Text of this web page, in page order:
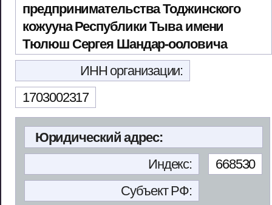
предпринимательства Тоджинского
кожууна Республики Тыва имени
Тюлюш Сергея Шандар-ооловича
ИНН организации:
1703002317
Юридический адрес:
Индекс:
668530
Субъект РФ: